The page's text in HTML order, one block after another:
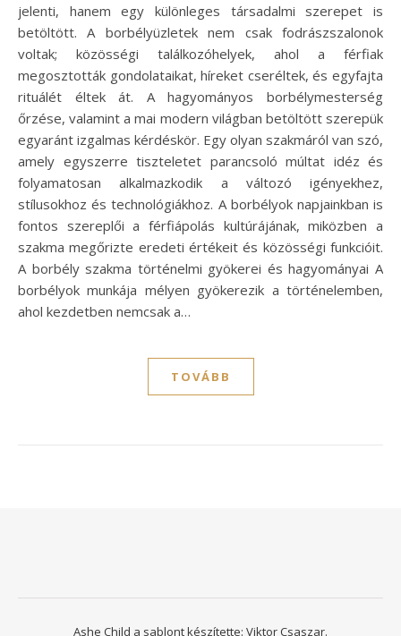
jelenti, hanem egy különleges társadalmi szerepet is
betöltött. A borbélyüzletek nem csak fodrászszalonok
voltak; közösségi találkozóhelyek, ahol a férfiak
megosztották gondolataikat, híreket cseréltek, és egyfajta
rituálét éltek át. A hagyományos borbélymesterség
őrzése, valamint a mai modern világban betöltött szerepük
egyaránt izgalmas kérdéskör. Egy olyan szakmáról van szó,
amely egyszerre tiszteletet parancsoló múltat idéz és
folyamatosan alkalmazkodik a változó igényekhez,
stílusokhoz és technológiákhoz. A borbélyok napjainkban is
fontos szereplői a férfiápolás kultúrájának, miközben a
szakma megőrizte eredeti értékeit és közösségi funkcióit.
A borbély szakma történelmi gyökerei és hagyományai A
borbélyok munkája mélyen gyökerezik a történelemben,
ahol kezdetben nemcsak a…
TOVÁBB
Ashe Child a sablont készítette: Viktor Csaszar.